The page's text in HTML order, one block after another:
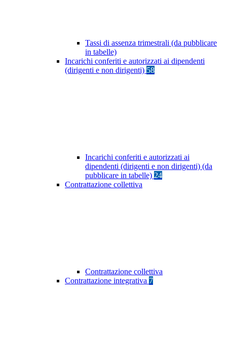
Tassi di assenza trimestrali (da pubblicare
in tabelle)
Incarichi conferiti e autorizzati ai dipendenti
(dirigenti e non dirigenti) 58
Incarichi conferiti e autorizzati ai
dipendenti (dirigenti e non dirigenti) (da
pubblicare in tabelle) 24
Contrattazione collettiva
Contrattazione collettiva
Contrattazione integrativa 7